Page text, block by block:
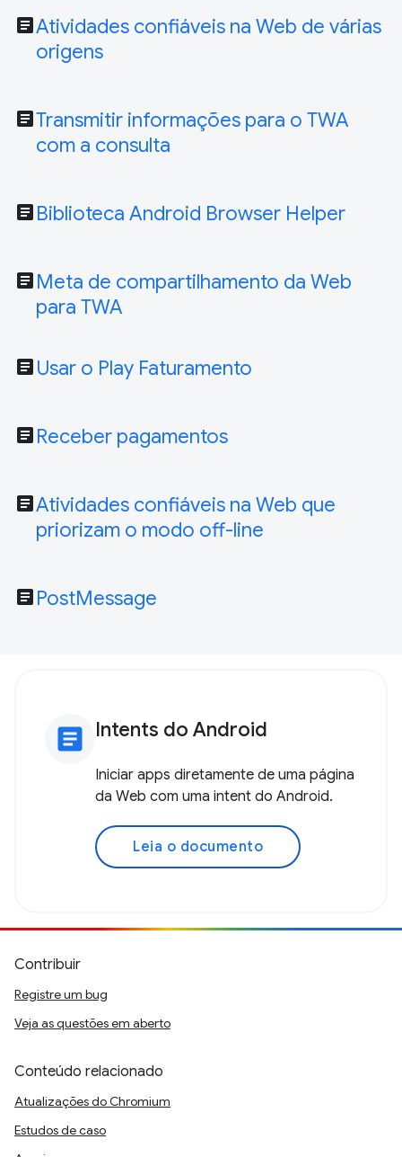
articleAtividades confiáveis na Web de várias
origens
articleTransmitir informações para o TWA
com a consulta
article Biblioteca Android Browser Helper
article Meta de compartilhamento da Web
para TWA
article Usar o Play Faturamento
article Receber pagamentos
articleAtividades confiáveis na Web que
priorizam o modo off-line
article PostMessage
article Intents do Android
Iniciar apps diretamente de uma página
da Web com uma intent do Android.
Leia o documento
Contribuir
Registre um bug
Veja as questões em aberto
Conteúdo relacionado
Atualizações do Chromium
Estudos de caso